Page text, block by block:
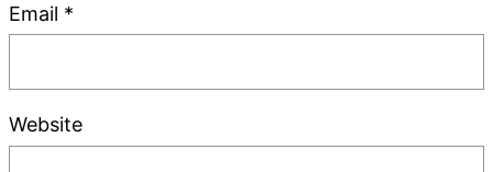
Email *
Website